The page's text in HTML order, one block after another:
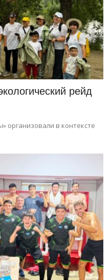
рейд
организовали в контексте